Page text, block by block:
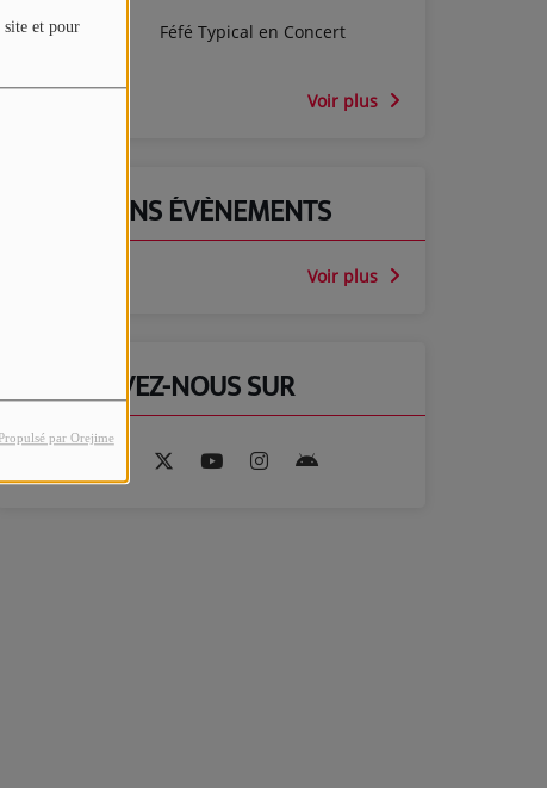
site et pour
Propulsé par Orejime
Féfé Typical en Concert
Voir plus
PROCHAINS ÉVÈNEMENTS
Voir plus
RETROUVEZ-NOUS SUR